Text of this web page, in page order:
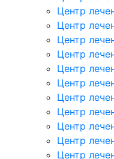
Центр
Центр
Центр
Центр
Центр
Центр
Центр
Центр
Центр
Центр
Центр